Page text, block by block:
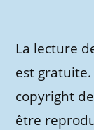
La lecture
est
copyright
être